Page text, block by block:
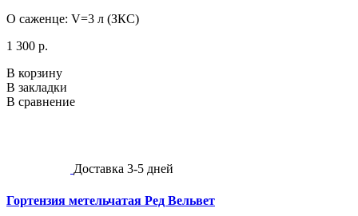
О саженце: V=3 л (ЗКС)
1 300 р.
В корзину
В закладки
В сравнение
Доставка 3-5 дней
Гортензия метельчатая Ред Вельвет